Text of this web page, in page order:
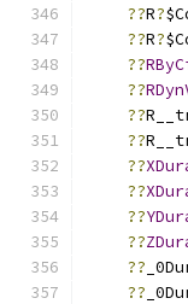
??R?
??R?
??
??
??
??
??
??
??
??
??
??